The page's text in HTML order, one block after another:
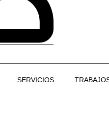
SERVICIOS